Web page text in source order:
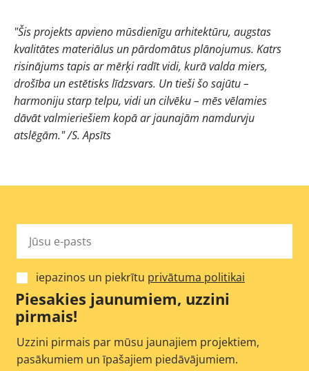
"Šis projekts apvieno mūsdienīgu arhitektūru, augstas
kvalitātes materiālus un pārdomātus plānojumus. Katrs
risinājums tapis ar mērķi radīt vidi, kurā valda miers,
drošība un estētisks līdzsvars. Un tieši šo sajūtu –
harmoniju starp telpu, vidi un cilvēku – mēs vēlamies
dāvāt valmieriešiem kopā ar jaunajām namdurvju
atslēgām." /S. Apsīts
iepazinos un piekrītu privātuma politikai
Piesakies jaunumiem, uzzini
pirmais!
Uzzini pirmais par mūsu jaunajiem projektiem,
pasākumiem un īpašajiem piedāvājumiem.